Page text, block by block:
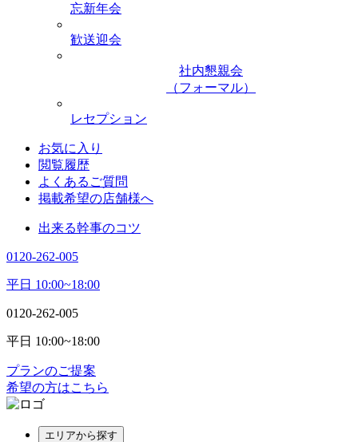
忘新年会
歓送迎会
社内懇親会
（フォーマル）
レセプション
お気に入り
閲覧履歴
よくあるご質問
掲載希望の店舗様へ
出来る幹事のコツ
0120-262-005
平日 10:00~18:00
0120-262-005
平日 10:00~18:00
プランのご提案
希望の方はこちら
エリアから探す